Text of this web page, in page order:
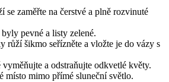
se zaměřte na čerstvé a plně rozvinuté
pevné a listy zelené.
růží šikmo seřízněte a vložte je do vázy s
a odstraňujte odkvetlé květy.
místo mimo přímé sluneční světlo.